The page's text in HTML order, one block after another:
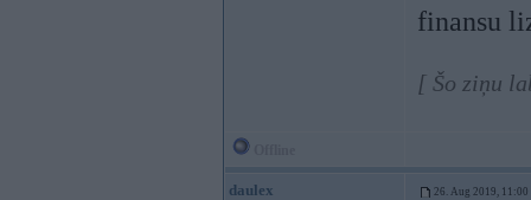
finansu
[ Šo ziņu
daulex 26. Aug 2019, 11:00